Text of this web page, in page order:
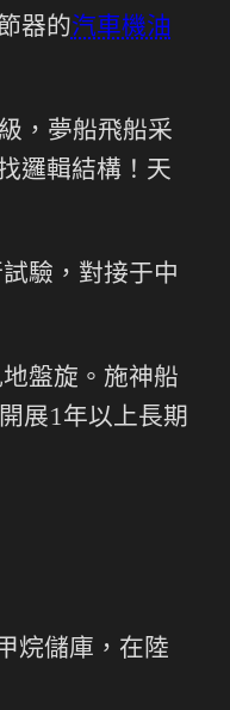
器的汽車機油
，夢船飛船采
邏輯結構！天
驗，對接于中
盤旋。施神船
展1年以上長期
烷儲庫，在陸